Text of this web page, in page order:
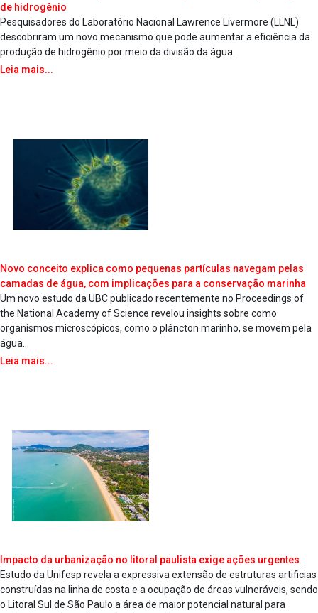
de hidrogênio
Pesquisadores do Laboratório Nacional Lawrence Livermore (LLNL)
descobriram um novo mecanismo que pode aumentar a eficiência da
produção de hidrogênio por meio da divisão da água.
Leia mais...
Novo conceito explica como pequenas partículas navegam pelas
camadas de água, com implicações para a conservação marinha
Um novo estudo da UBC publicado recentemente no Proceedings of
the National Academy of Science revelou insights sobre como
organismos microscópicos, como o plâncton marinho, se movem pela
água...
Leia mais...
Impacto da urbanização no litoral paulista exige ações urgentes
Estudo da Unifesp revela a expressiva extensão de estruturas artificias
construídas na linha de costa e a ocupação de áreas vulneráveis, sendo
o Litoral Sul de São Paulo a área de maior potencial natural para